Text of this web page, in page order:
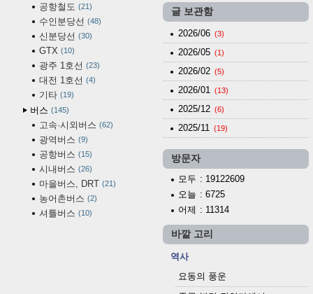
공항철도 21
수인분당선 48
신분당선 30
GTX 10
광주 1호선 23
대전 1호선 4
기타 19
버스 145
고속·시외버스 62
광역버스 9
공항버스 15
시내버스 26
마을버스, DRT 21
농어촌버스 2
셔틀버스 10
글 보관함
2026/06 (3)
2026/05 (1)
2026/02 (5)
2026/01 (13)
2025/12 (6)
2025/11 (19)
방문자
모두 : 19122609
오늘 : 6725
어제 : 11314
바깥 고리
역사
요동의 풍운